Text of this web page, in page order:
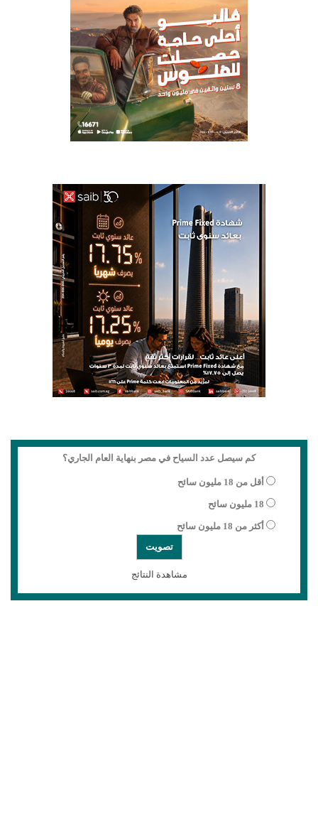
كم سيصل عدد السياح في مصر بنهاية العام الجاري؟
أقل من 18 مليون سائح
18 مليون سائح
أكثر من 18 مليون سائح
مشاهدة النتائج